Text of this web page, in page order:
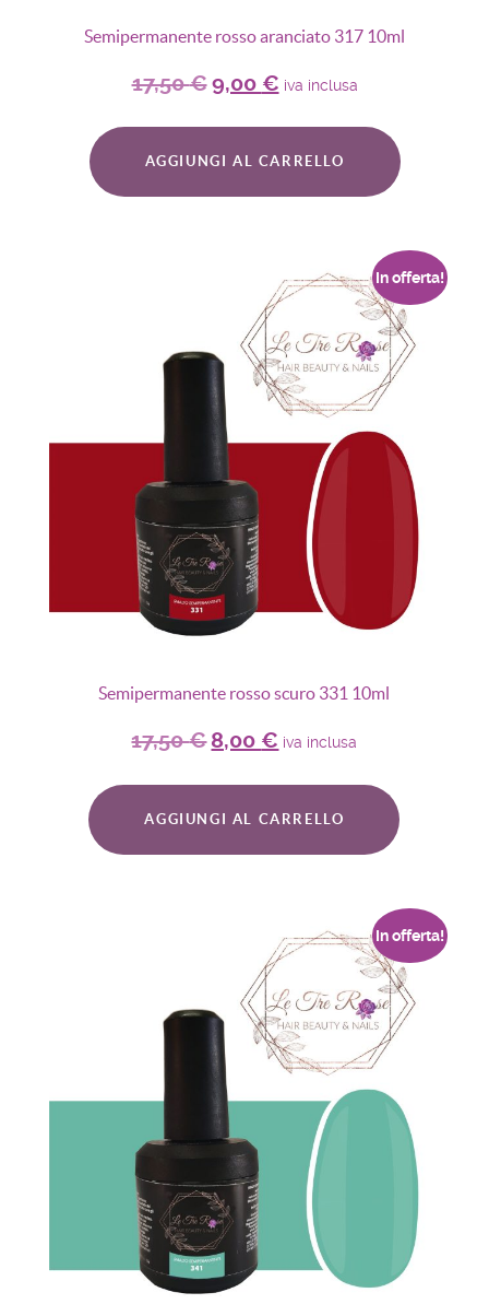
Semipermanente rosso aranciato 317 10ml
17,50€9,00 € iva inclusa
AGGIUNGI AL CARRELLO
In offerta!
Semipermanente rosso scuro 331 10ml
17,50€8,00 € iva inclusa
AGGIUNGI AL CARRELLO
In offerta!